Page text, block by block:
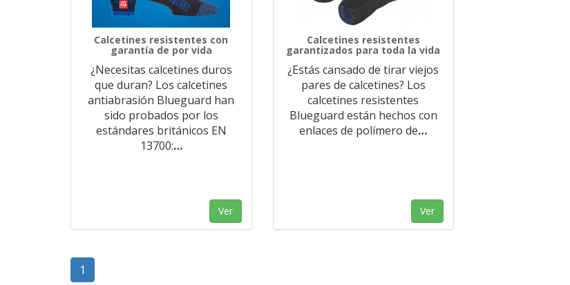
Calcetines resistentes con
garantía de por vida
¿Necesitas calcetines duros
que duran? Los calcetines
antiabrasión Blueguard han
sido probados por los
estándares británicos EN
13700:…
Ver
Calcetines resistentes
garantizados para toda la vida
¿Estás cansado de tirar viejos
pares de calcetines? Los
calcetines resistentes
Blueguard están hechos con
enlaces de polímero de…
Ver
1